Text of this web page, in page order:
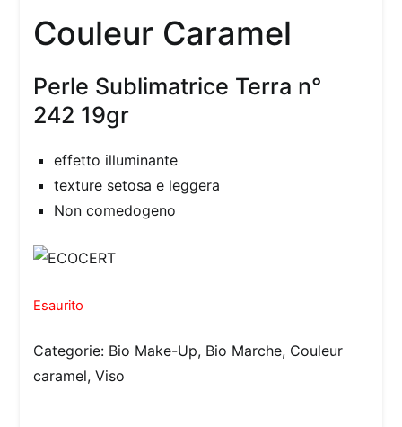
Couleur Caramel
Perle Sublimatrice Terra n°
242 19gr
effetto illuminante
texture setosa e leggera
Non comedogeno
Esaurito
Categorie: Bio Make-Up, Bio Marche, Couleur
caramel,Viso